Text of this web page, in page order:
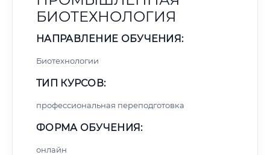
БИОТЕХНОЛОГИЯ
НАПРАВЛЕНИЕ ОБУЧЕНИЯ:
Биотехнологии
ТИП КУРСОВ:
профессиональная переподготовка
ФОРМА ОБУЧЕНИЯ:
онлайн